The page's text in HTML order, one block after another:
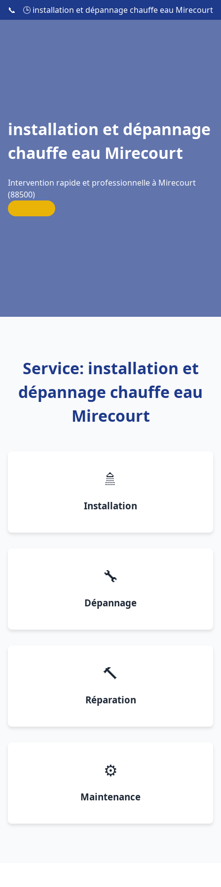
📞 🕒 installation et dépannage chauffe eau Mirecourt
installation et dépannage
chauffe eau Mirecourt
Intervention rapide et professionnelle à Mirecourt
(88500)
Service: installation et
dépannage chauffe eau
Mirecourt
🚿
Installation
🔧
Dépannage
🔨
Réparation
⚙️
Maintenance